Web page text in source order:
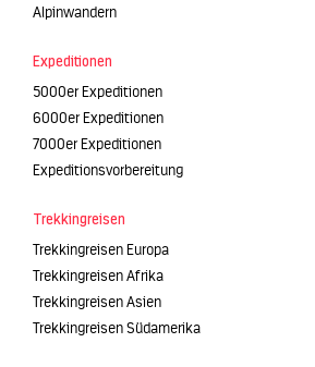
Alpinwandern
Expeditionen
5000er Expeditionen
6000er Expeditionen
7000er Expeditionen
Expeditionsvorbereitung
Trekkingreisen
Trekkingreisen Europa
Trekkingreisen Afrika
Trekkingreisen Asien
Trekkingreisen Südamerika